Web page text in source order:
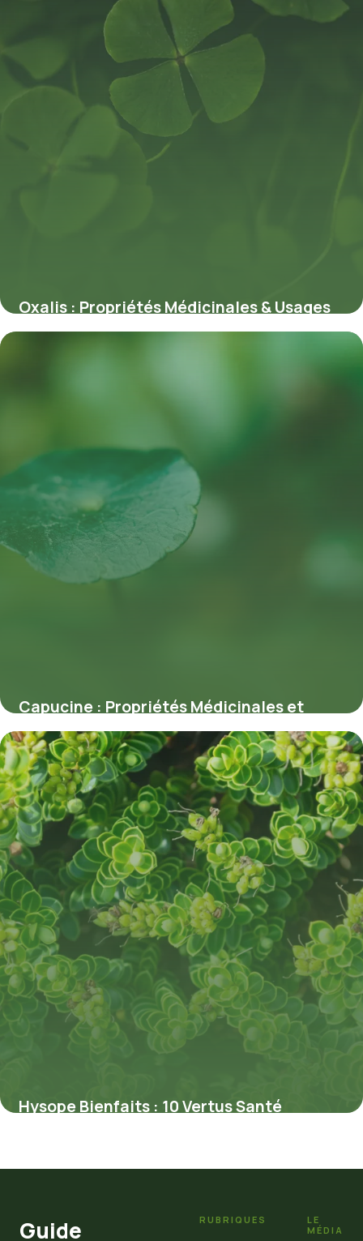
Oxalis : Propriétés Médicinales & Usages
8 juillet 2026
Capucine : Propriétés Médicinales et
Bienfaits
7 juillet 2026
Hysope Bienfaits : 10 Vertus Santé
Guide RUBRIQUES
LE
MÉDIA